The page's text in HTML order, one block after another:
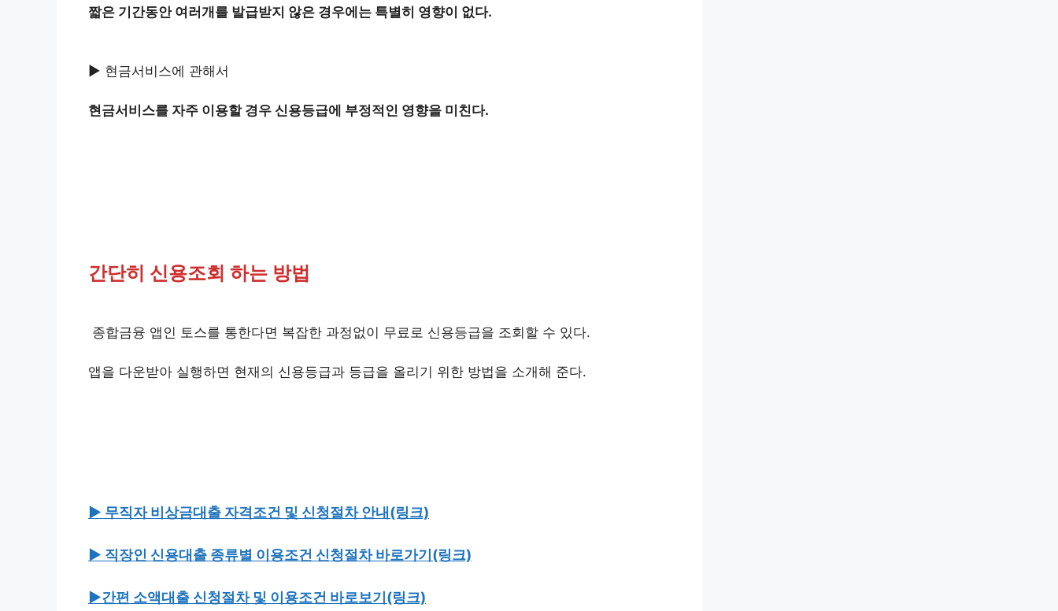
짧은 기간동안 여러개를 발급받지 않은 경우에는 특별히 영향이 없다.
▶ 현금서비스에 관해서
현금서비스를 자주 이용할 경우 신용등급에 부정적인 영향을 미친다.
간단히 신용조회 하는 방법
종합금융 앱인 토스를 통한다면 복잡한 과정없이 무료로 신용등급을 조회할 수 있다.
앱을 다운받아 실행하면 현재의 신용등급과 등급을 올리기 위한 방법을 소개해 준다.
▶ 무직자 비상금대출 자격조건 및 신청절차 안내(링크)
▶ 직장인 신용대출 종류별 이용조건 신청절차 바로가기(링크)
▶간편 소액대출 신청절차 및 이용조건 바로보기(링크)